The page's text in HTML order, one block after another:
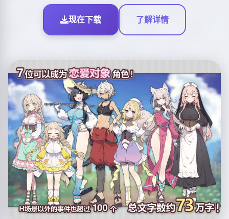
现在下载 了解详情